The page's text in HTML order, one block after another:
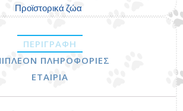
Προϊστορικά ζώα
ΠΕΡΙΓΡΑΦΉ
ΠΛΗΡΟΦΟΡΊΕΣ
ΕΤΑΙΡΊΑ